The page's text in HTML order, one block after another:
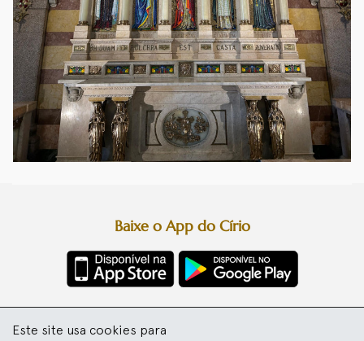
Este site usa cookies paraBasílica Santuário de Nazaré
Baixe o App do Círio